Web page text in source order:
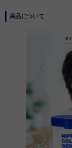
商品について